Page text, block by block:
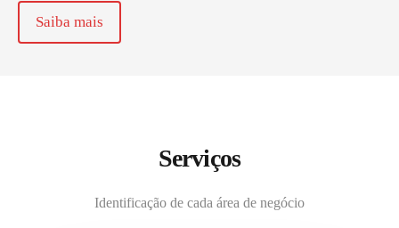
Saiba mais
Serviços
Identificação de cada área de negócio